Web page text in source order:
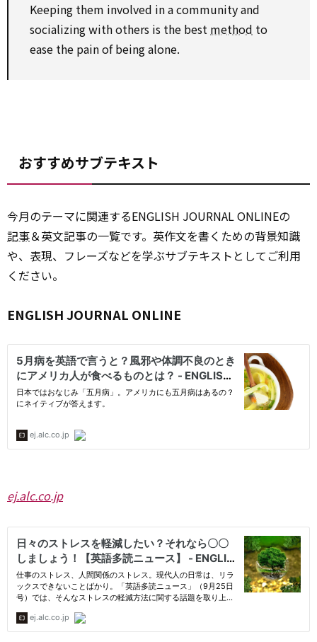
Keeping them involved in a community and
socializing with others is the best method to
ease the pain of being alone.
おすすめサブテキスト
今月のテーマに関連するENGLISH JOURNAL ONLINEの
記事＆英文記事の一覧です。英作文を書くための背景知識
や、表現、フレーズなどを学ぶサブテキストとしてご利用
ください。
ENGLISH JOURNAL ONLINE
ej.alc.co.jp